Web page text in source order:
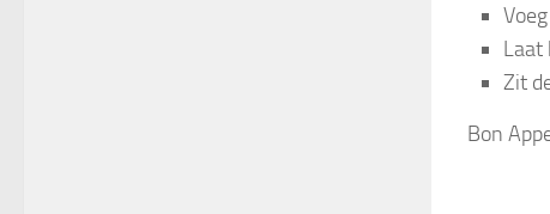
Laat
Zit
Bon